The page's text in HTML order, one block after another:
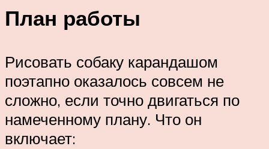
План работы
Рисовать собаку карандашом
поэтапно оказалось совсем не
сложно, если точно двигаться по
намеченному плану. Что он
включает: